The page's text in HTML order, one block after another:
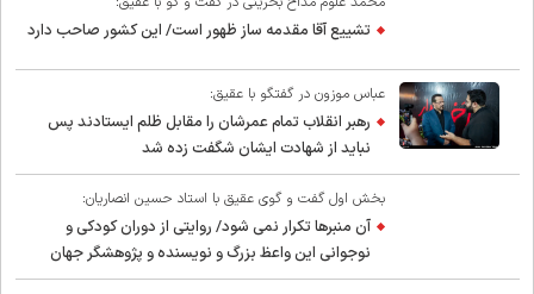
تشییع آقا مقدمه ساز ظهور است/ این کشور صاحب دارد
عباس موزون در گفتگو با عقیق:
رهبر انقلاب تمام عمرشان را مقابل ظلم ایستادند پس
نباید از شهادت ایشان شگفت زده شد
بخش اول گفت و گوی عقیق با استاد حسین انصاریان:
آن منبرها تکرار نمی شود/ روایتی از دوران کودکی و
نوجوانی این واعظ بزرگ و نویسنده و پژوهشگر جهان
اسلام